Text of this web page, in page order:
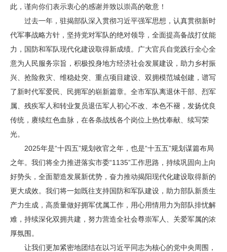
此，谨向你们表示衷心的感谢并致以崇高的敬意！
过去一年，驻揭部队深入贯彻习近平强军思想，认真贯彻新时
代军事战略方针，坚持党对军队的绝对领导，全面提高备战打仗能
力，国防和军队现代化建设取得新成绩。广大官兵自觉践行全心全
意为人民服务宗旨，积极投身地方经济社会发展建设，助力乡村振
兴、抢险救灾、维稳处突、重点项目建设、双拥模范城创建，谱写
了新时代军爱民、民拥军的崭新篇章。全市军队离退休干部、烈军
属、残疾军人和转业复员退伍军人初心不改、本色不褪，发扬优良
传统，赓续红色血脉，在各条战线各个岗位上热忱奉献、续写荣
光。
2025年是“十四五”规划收官之年，也是“十五五”规划谋篇布局
之年。我们将全力推进落实市委“1135”工作思路，持续巩固向上向
好势头，全面塑造发展新优势，奋力推动揭阳现代化建设取得新的
更大成效。我们将一如既往支持国防和军队建设，助力部队新质生
产力生成，高质量做好拥军优属工作，用心用情用力为部队排忧解
难，持续深化双拥共建，努力营造全社会尊崇军人、关爱军属的浓
厚氛围。
让我们更加紧密地团结在以习近平同志为核心的党中央周围，